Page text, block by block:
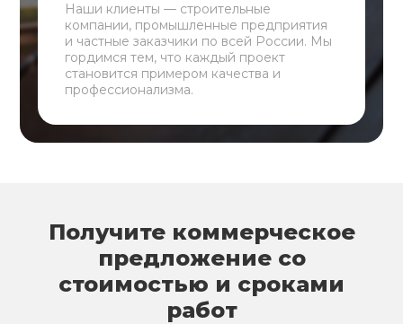
Наши клиенты — строительные
компании, промышленные предприятия
и частные заказчики по всей России. Мы
гордимся тем, что каждый проект
становится примером качества и
профессионализма.
Получите коммерческое
предложение со
стоимостью и сроками
работ